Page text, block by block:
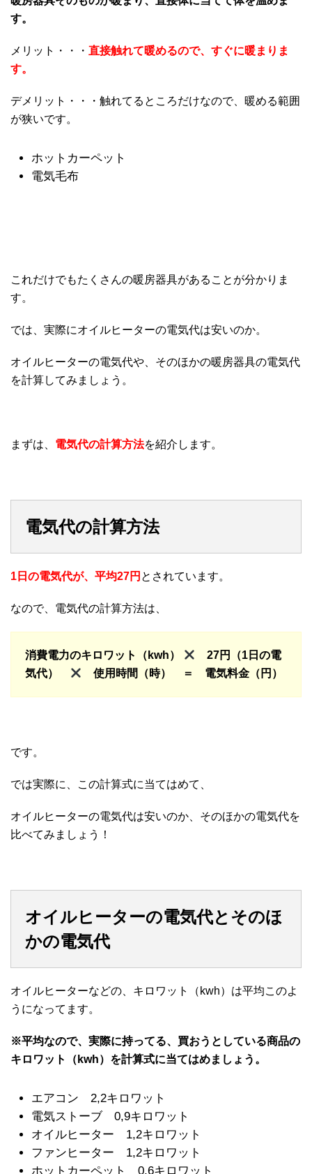
す。
メリット・・・ 直接触れて暖めるので、すぐに暖まりま
す。
デメリット・・・触れてるところだけなので、暖める範囲
が狭いです。
ホットカーペット
電気毛布
これだけでもたくさんの暖房器具があることが分かりま
す。
では、実際にオイルヒーターの電気代は安いのか。
オイルヒーターの電気代や、そのほかの暖房器具の電気代
を計算してみましょう。
まずは、 電気代の計算方法を紹介します。
電気代の計算方法
1日の電気代が、平均27円 とされています。
なので、電気代の計算方法は、
消費電力のキロワット（kwh）
27円（1日の電
気代）
使用時間（時） ＝ 電気料金（円）
です。
では実際に、この計算式に当てはめて、
オイルヒーターの電気代は安いのか、そのほかの電気代を
比べてみましょう！
オイルヒーターの電気代とそのほ
かの電気代
オイルヒーターなどの、キロワット（kwh）は平均このよ
うになってます。
※平均なので、実際に持ってる、買おうとしている商品の
キロワット（kwh）を計算式に当てはめましょう。
エアコン 2,2キロワット
電気ストーブ 0,9キロワット
オイルヒーター 1,2キロワット
ファンヒーター 1,2キロワット
ホットカーペット 0,6キロワット